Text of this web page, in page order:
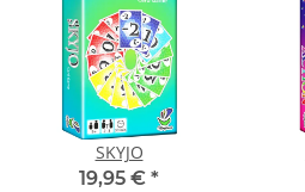
SKYJO
19,95 € *